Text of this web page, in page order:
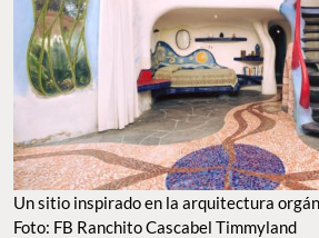
Un sitio inspirado en la arquitectura
Foto: FB Ranchito Cascabel Timmyland